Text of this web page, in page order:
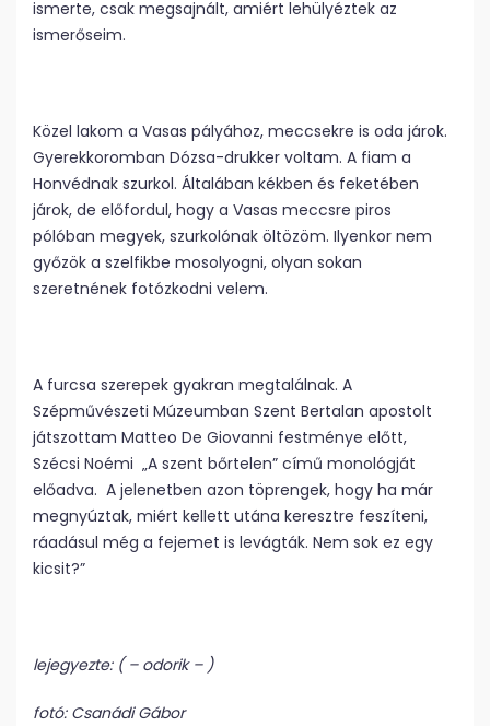
ismerte, csak megsajnált, amiért lehülyéztek az
ismerőseim.
Közel lakom a Vasas pályához, meccsekre is oda járok.
Gyerekkoromban Dózsa-drukker voltam. A fiam a
Honvédnak szurkol. Általában kékben és feketében
járok, de előfordul, hogy a Vasas meccsre piros
pólóban megyek, szurkolónak öltözöm. Ilyenkor nem
győzök a szelfikbe mosolyogni, olyan sokan
szeretnének fotózkodni velem.
A furcsa szerepek gyakran megtalálnak. A
Szépművészeti Múzeumban Szent Bertalan apostolt
játszottam Matteo De Giovanni festménye előtt,
Szécsi Noémi „A szent bőrtelen” című monológját
előadva. A jelenetben azon töprengek, hogy ha már
megnyúztak, miért kellett utána keresztre feszíteni,
ráadásul még a fejemet is levágták. Nem sok ez egy
kicsit?”
lejegyezte: ( – odorik – )
fotó: Csanádi Gábor